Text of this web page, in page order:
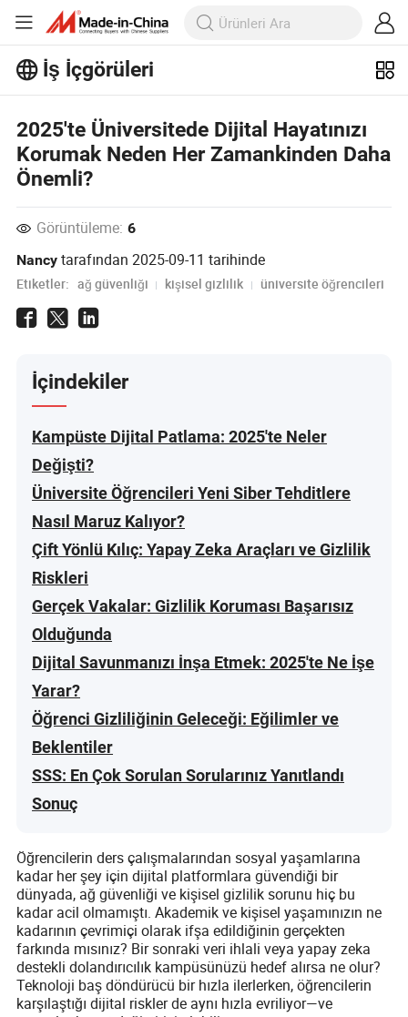
İş İçgörüleri
makaleleri keşfedin!
Daha Fazla Göster
2025'te Üniversitede Dijital Hayatınızı
Korumak Neden Her Zamankinden Daha
Önemli?
Görüntüleme: 6
Nancy tarafından2025-09-11 tarihinde
Etiketler: ağ güvenliği kişisel gizlilik üniversite öğrencileri
İçindekiler
Kampüste Dijital Patlama: 2025'te Neler
Değişti?
Üniversite Öğrencileri Yeni Siber Tehditlere
Nasıl Maruz Kalıyor?
Çift Yönlü Kılıç: Yapay Zeka Araçları ve Gizlilik
Riskleri
Gerçek Vakalar: Gizlilik Koruması Başarısız
Olduğunda
Dijital Savunmanızı İnşa Etmek: 2025'te Ne İşe
Yarar?
Öğrenci Gizliliğinin Geleceği: Eğilimler ve
Beklentiler
SSS: En Çok Sorulan Sorularınız Yanıtlandı
Sonuç
Öğrencilerin ders çalışmalarından sosyal yaşamlarına
kadar her şey için dijital platformlara güvendiği bir
dünyada, ağ güvenliği ve kişisel gizlilik sorunu hiç bu
kadar acil olmamıştı. Akademik ve kişisel yaşamınızın ne
kadarının çevrimiçi olarak ifşa edildiğinin gerçekten
farkında mısınız? Bir sonraki veri ihlali veya yapay zeka
destekli dolandırıcılık kampüsünüzü hedef alırsa ne olur?
Teknoloji baş döndürücü bir hızla ilerlerken, öğrencilerin
karşılaştığı dijital riskler de aynı hızla evriliyor—ve